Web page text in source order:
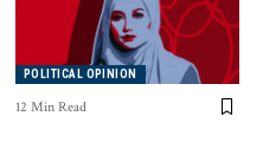
POLITICAL OPINION
12 Min Read